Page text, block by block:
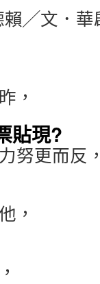
賴╱文．
，
貼現?
努更而反
，